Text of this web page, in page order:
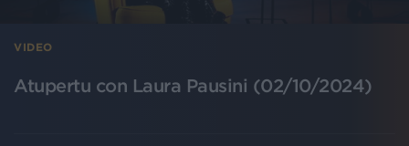
VIDEO
Atupertu con Laura Pausini (02/10/2024)